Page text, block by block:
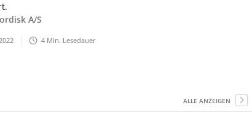
A/S
4 Min. Lesedauer
ALLE ANZEIGEN